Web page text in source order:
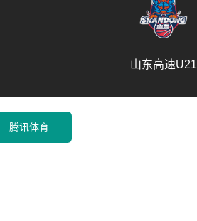
山东高速U21
腾讯体育